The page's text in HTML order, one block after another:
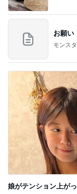
お願い
モンス
娘がテンション上が